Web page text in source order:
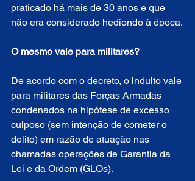
praticado há mais de 30 anos e que
não era considerado hediondo à época.
O mesmo vale para militares?
De acordo com o decreto, o indulto vale
para militares das Forças Armadas
condenados na hipótese de excesso
culposo (sem intenção de cometer o
delito) em razão de atuação nas
chamadas operações de Garantia da
Lei e da Ordem (GLOs).